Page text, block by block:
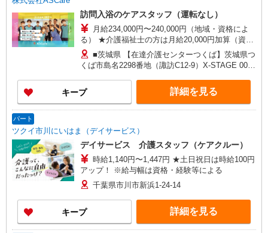
訪問入浴のケアスタッフ（運転なし）
月給234,000円〜240,000円（地域・資格によ
る） ★介護福祉士の方は月給20,000円加算（資格
手当） 別途交通費支給（30,000円上限／月） 別途
残業手当（月平均残業時間15時間）残業代全額支
給
■茨城県 【在達介護センターつくば】茨城県つ
くば市島名2298番地（諏訪C12-9）X-STAGE 001
山市南流山四丁目6番地15 張替ビル101号室 【在
宅介護センター東船橋】千葉県船橋市薬円台四丁
目14番地8 ソフィー田園 2階 【在宅介護センタ
介護センター市川】千葉県市川市市川南三丁目13
番地2 サンライズ鈴木102号室 ■埼玉県 【三郷営
業所】埼玉県三郷市早稲田三丁目7番1号 パーク
サイド早稲田III1階102号室
キープ 詳細を見る
パート
ツクイ市川にいはま（デイサービス）
デイサービス 介護スタッフ（ケアクルー）
時給1,140円〜1,447円 ★土日祝日は時給100円
アップ！ ※給与幅は資格・経験等による
千葉県市川市新浜1-24-14
キープ 詳細を見る